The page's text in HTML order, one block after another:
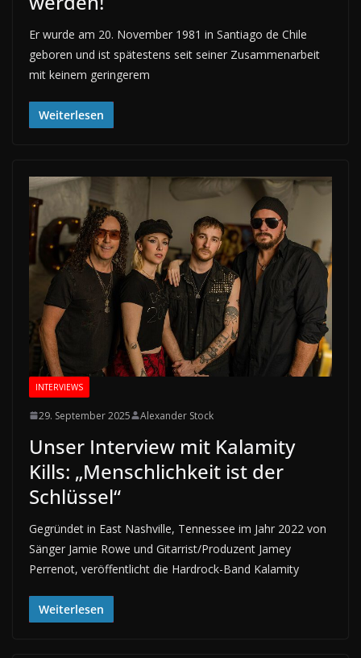
Er wurde am 20. November 1981 in Santiago de Chile
geboren und ist spätestens seit seiner Zusammenarbeit
mit keinem geringerem
Weiterlesen
INTERVIEWS
29. September 2025 Alexander Stock
Unser Interview mit Kalamity
Kills: „Menschlichkeit ist der
Schlüssel“
Gegründet in East Nashville, Tennessee im Jahr 2022 von
Sänger Jamie Rowe und Gitarrist/Produzent Jamey
Perrenot, veröffentlicht die Hardrock-Band Kalamity
Weiterlesen